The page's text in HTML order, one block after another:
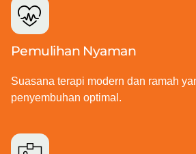
Pemulihan Nyaman
Suasana terapi modern dan ramah
penyembuhan optimal.